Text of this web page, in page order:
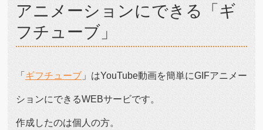
アニメーションにできる「ギ
フチューブ」
「ギフチューブ」はYouTube動画を簡単にGIFアニメー
ションにできるWEBサービです。
作成したのは個人の方。